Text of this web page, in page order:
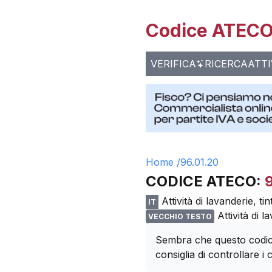
Codice
VERIFICA RICERCA
Home /96.01.20
CODICE ATECO:
IT Attività di lavanderie,
VECCHIO TESTO
Attività di
Sembra che questo
consiglia di controllare i